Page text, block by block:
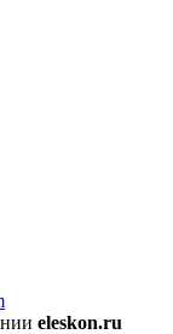
eleskon.ru